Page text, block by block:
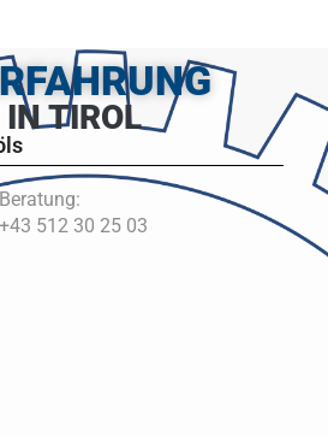
IN TIROL
Beratung:
+43 512 30 25 03